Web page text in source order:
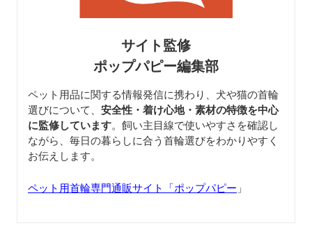
サイト監修
ポップパピー編集部
ペット用品に関する情報発信に携わり、犬や猫の首輪
選びについて、 安全性・着け心地・素材の特徴を中心
に監修しています。飼い主目線で使いやすさを確認し
ながら、毎日の暮らしに合う首輪選びをわかりやすく
お伝えします。
ペット用首輪専門通販サイト「ポップパピー 」